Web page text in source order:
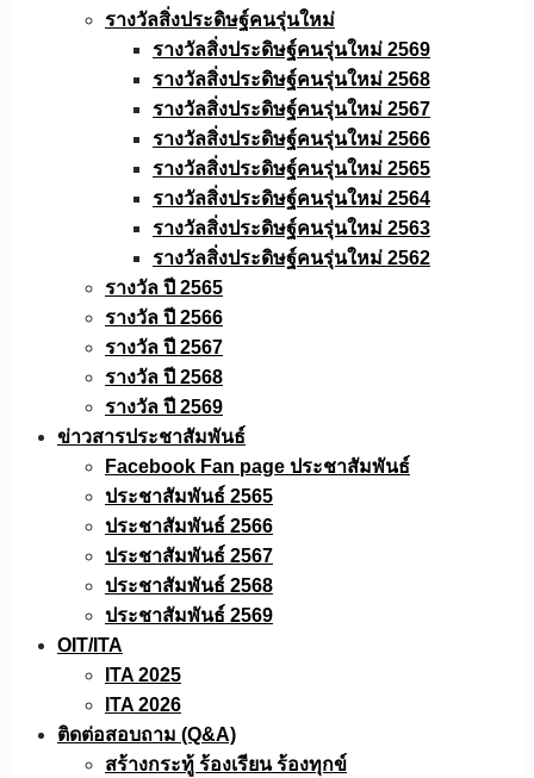
รางวัลสิ่งประดิษฐ์คนรุ่นใหม่
รางวัลสิ่งประดิษฐ์คนรุ่นใหม่ 2569
รางวัลสิ่งประดิษฐ์คนรุ่นใหม่ 2568
รางวัลสิ่งประดิษฐ์คนรุ่นใหม่ 2567
รางวัลสิ่งประดิษฐ์คนรุ่นใหม่ 2566
รางวัลสิ่งประดิษฐ์คนรุ่นใหม่ 2565
รางวัลสิ่งประดิษฐ์คนรุ่นใหม่ 2564
รางวัลสิ่งประดิษฐ์คนรุ่นใหม่ 2563
รางวัลสิ่งประดิษฐ์คนรุ่นใหม่ 2562
รางวัล ปี 2565
รางวัล ปี 2566
รางวัล ปี 2567
รางวัล ปี 2568
รางวัล ปี 2569
ข่าวสารประชาสัมพันธ์
Facebook Fan page ประชาสัมพันธ์
ประชาสัมพันธ์ 2565
ประชาสัมพันธ์ 2566
ประชาสัมพันธ์ 2567
ประชาสัมพันธ์ 2568
ประชาสัมพันธ์ 2569
OIT/ITA
ITA 2025
ITA 2026
ติดต่อสอบถาม (Q&A)
สร้างกระทู้ ร้องเรียน ร้องทุกข์